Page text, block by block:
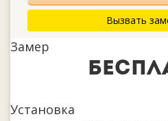
Вызвать
Замер
Установка